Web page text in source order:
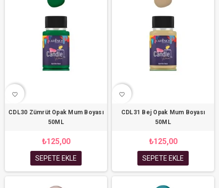
favorite_border
CDL30 Zümrüt Opak Mum Boyası
50ML
₺125,00
SEPETE EKLE
favorite_border
CDL31 Bej Opak Mum Boyası
50ML
₺125,00
SEPETE EKLE